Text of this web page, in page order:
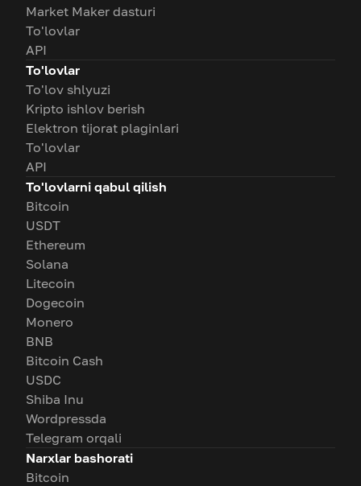
Market Maker dasturi
To'lovlar
API
To'lovlar
To'lov shlyuzi
Kripto ishlov berish
Elektron tijorat plaginlari
To'lovlar
API
To'lovlarni qabul qilish
Bitcoin
USDT
Ethereum
Solana
Litecoin
Dogecoin
Monero
BNB
Bitcoin Cash
USDC
Shiba Inu
Wordpressda
Telegram orqali
Narxlar bashorati
Bitcoin